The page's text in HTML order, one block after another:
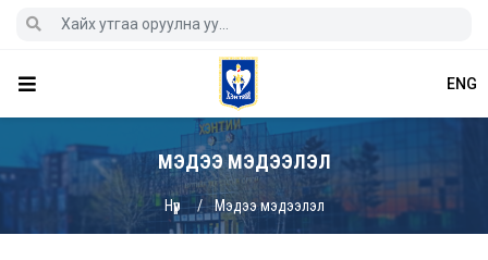
ENG
МЭДЭЭ МЭДЭЭЛЭЛ
Нүүр Мэдээ мэдээлэл